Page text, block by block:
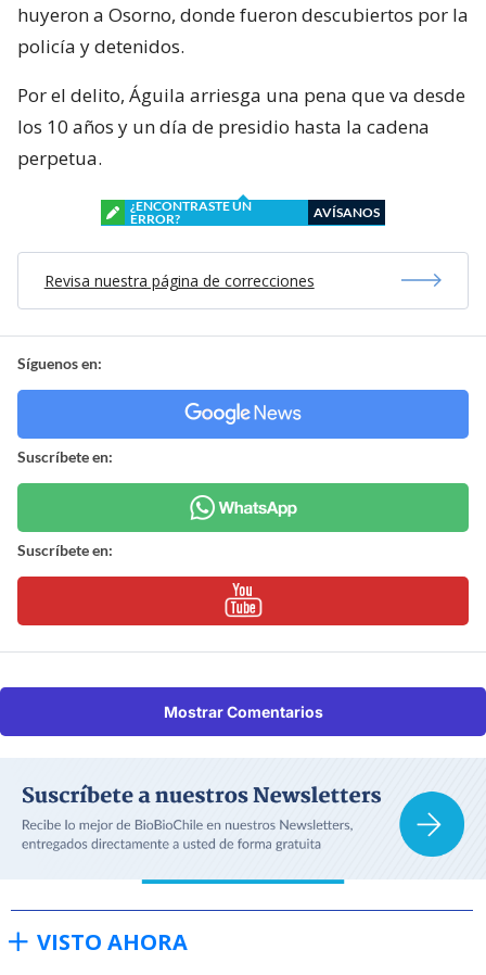
huyeron a Osorno, donde fueron descubiertos por la
policía y detenidos.
Por el delito, Águila arriesga una pena que va desde
los 10 años y un día de presidio hasta la cadena
perpetua.
¿ENCONTRASTE UN
ERROR?
AVÍSANOS
Revisa nuestra página de correcciones
Síguenos en:
Suscríbete en:
Suscríbete en:
Mostrar Comentarios
VISTO AHORA